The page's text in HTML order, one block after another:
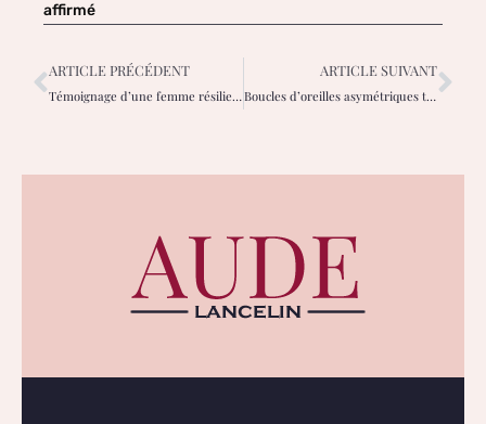
affirmé
ARTICLE PRÉCÉDENT
Témoignage d’une femme résiliente: ma peau renaît de l’eczéma
ARTICLE SUIVANT
Boucles d’oreilles asymétriques tendance : éclat original pour un look décalé